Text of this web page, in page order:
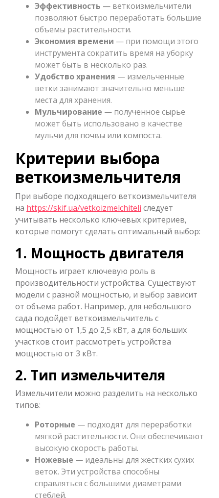
Эффективность — веткоизмельчители
позволяют быстро переработать большие
объемы растительности.
Экономия времени — при помощи этого
инструмента сократить время на уборку
может быть в несколько раз.
Удобство хранения — измельченные
ветки занимают значительно меньше
места для хранения.
Мульчирование — полученное сырье
может быть использовано в качестве
мульчи для почвы или компоста.
Критерии выбора
веткоизмельчителя
При выборе подходящего веткоизмельчителя
на https://skif.ua/vetkoizmelchiteli следует
учитывать несколько ключевых критериев,
которые помогут сделать оптимальный выбор:
1. Мощность двигателя
Мощность играет ключевую роль в
производительности устройства. Существуют
модели с разной мощностью, и выбор зависит
от объема работ. Например, для небольшого
сада подойдет веткоизмельчитель с
мощностью от 1,5 до 2,5 кВт, а для больших
участков стоит рассмотреть устройства
мощностью от 3 кВт.
2. Тип измельчителя
Измельчители можно разделить на несколько
типов:
Роторные — подходят для переработки
мягкой растительности. Они обеспечивают
высокую скорость работы.
Ножевые — идеальны для жестких сухих
веток. Эти устройства способны
справляться с большими диаметрами
стеблей.